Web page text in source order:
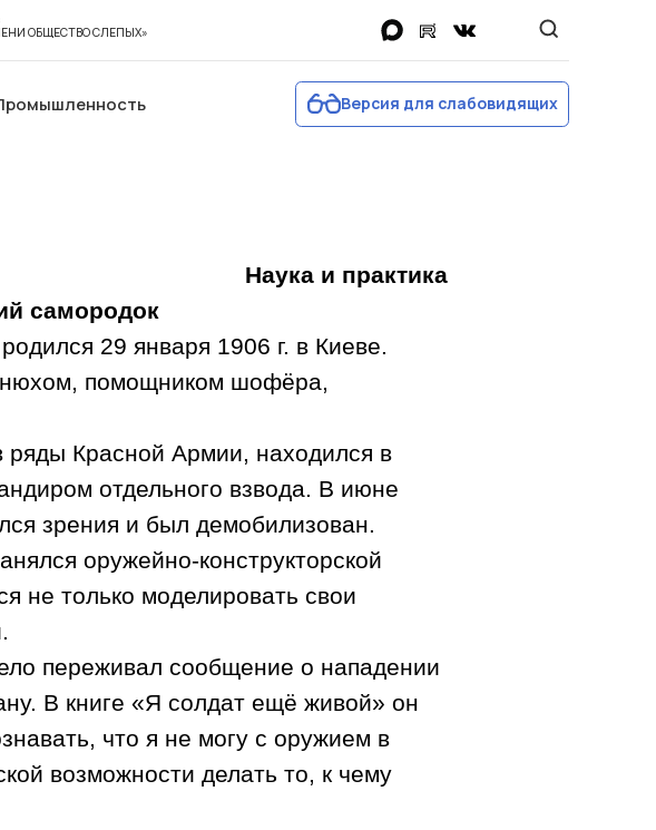
ОБЩЕСТВО СЛЕПЫХ»
Найти:
Версия для слабовидящих
Наука и практика
самородок
29 января 1906 г. в Киеве.
помощником шофёра,
Красной Армии, находился в
отдельного взвода. В июне
зрения и был демобилизован.
оружейно-конструкторской
не только моделировать свои
переживал сообщение о нападении
В книге «Я солдат ещё живой» он
что я не могу с оружием в
возможности делать то, к чему